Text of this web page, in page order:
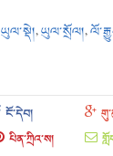
ཡུལ་སྡེ།,ཡུལ་སྲོལ།,
ངོ་དེབ།
པིན་ཀྲིའ་ས།